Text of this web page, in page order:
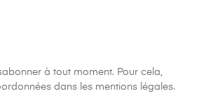
à tout moment. Pour cela,
dans les mentions légales.